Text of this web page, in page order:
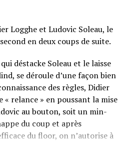
Logghe et Ludovic Soleau, le
en deux coups de suite.
déstacke Soleau et le laisse
se déroule d’une façon bien
des règles, Didier
relance » en poussant la mise
au bouton, soit un min-
du coup et après
du floor, on n’autorise à